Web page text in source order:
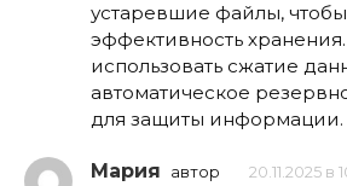
устаревшие файлы,
эффективность
использовать сжатие
автоматическое
для защиты информации.
Мария автор 20.11.2025 в